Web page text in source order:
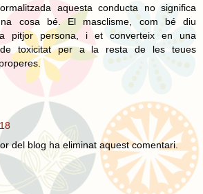
aquesta conducta no significa
cosa bé. El masclisme, com bé diu
pitjor persona, i et converteix en una
toxicitat per a la resta de les teues
del blog ha eliminat aquest comentari.